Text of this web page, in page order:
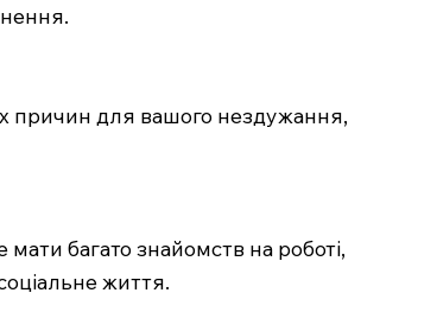
причин для вашого нездужання,
багато знайомств на роботі,
життя.